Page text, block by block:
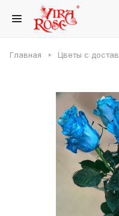
Главная Цветы с